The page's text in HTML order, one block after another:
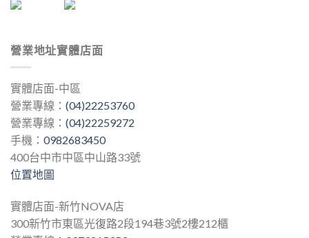
營業地址實體店面
實體店面-中區
營業專線： (04)22253760
營業專線： (04)22259272
手機： 0982683450
400台中市中區中山路33號
位置地圖
實體店面-新竹NOVA店
300新竹市東區光復路2段194巷3號2樓212櫃